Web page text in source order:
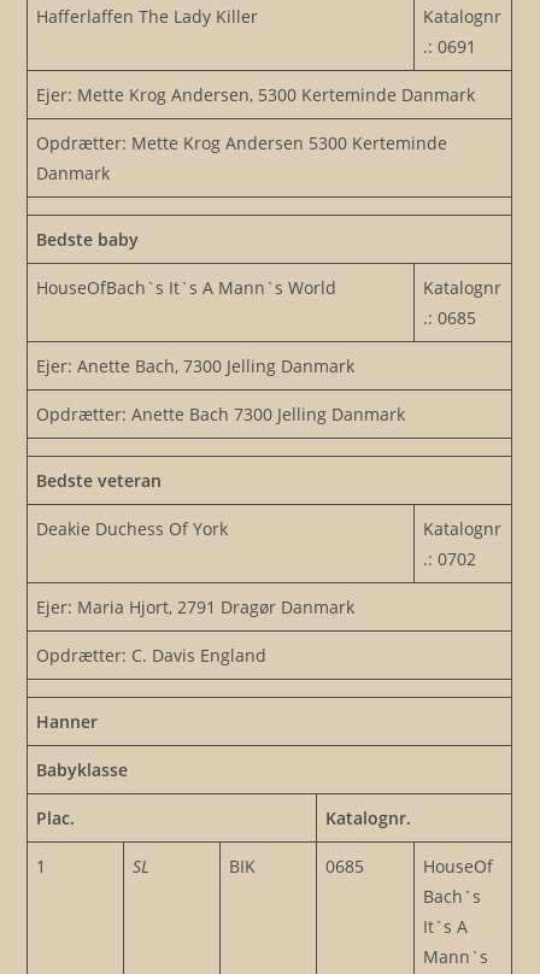
Hafferlaffen The Lady Killer
Katalognr
.: 0691
Ejer: Mette Krog Andersen, 5300 Kerteminde Danmark
Opdrætter: Mette Krog Andersen 5300 Kerteminde
Danmark
Bedste baby
HouseOfBach`s It`s A Mann`s World
Katalognr
.: 0685
Ejer: Anette Bach, 7300 Jelling Danmark
Opdrætter: Anette Bach 7300 Jelling Danmark
Bedste veteran
Deakie Duchess Of York
Katalognr
.: 0702
Ejer: Maria Hjort, 2791 Dragør Danmark
Opdrætter: C. Davis England
Hanner
Babyklasse
Plac. Katalognr.
1 SL BIK 0685
HouseOf
Bach`s
It`s A
Mann`s